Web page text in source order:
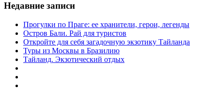
Недавние записи
Прогулки по Праге: ее хранители, герои, легенды
Остров Бали. Рай для туристов
Откройте для себя загадочную экзотику Тайланда
Туры из Москвы в Бразилию
Тайланд. Экзотический отдых